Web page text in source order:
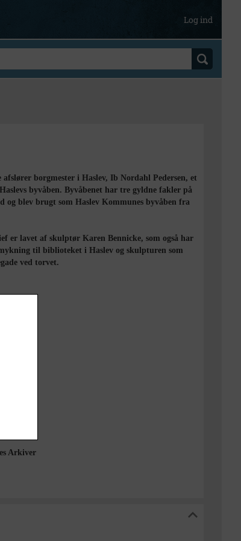
Log ind
afslører borgmester i Haslev, Ib Nordahl Pedersen, et
byvåben. Byvåbenet har tre gyldne fakler på
og blev brugt som Haslev Kommunes byvåben fra
er lavet af skulptør Karen Bennicke, som også har
til biblioteket i Haslev og skulpturen som
ved torvet.
Arkiver